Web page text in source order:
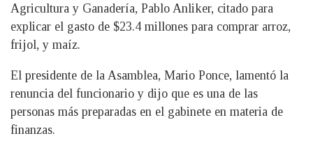
Agricultura y Ganadería, Pablo Anliker, citado para
explicar el gasto de $23.4 millones para comprar arroz,
frijol, y maíz.
El presidente de la Asamblea, Mario Ponce, lamentó la
renuncia del funcionario y dijo que es una de las
personas más preparadas en el gabinete en materia de
finanzas.